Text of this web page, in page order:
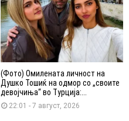
(Фото) Омилената личност на
Душко Тошиќ на одмор со „своите
девојчиња“ во Турција:...
22:01 - 7 август, 2026